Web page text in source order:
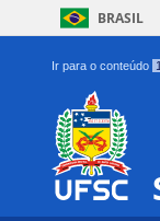
BRASIL
Ir para o conteúdo 1